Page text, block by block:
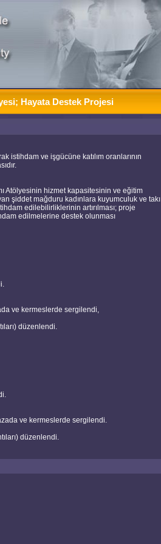
Hayata Destek Projesi
istihdam ve işgücüne katılım oranlarının
Atölyesinin hizmet kapasitesinin ve eğitim
şiddet mağduru kadınlara kuyumculuk ve takı
edilebilirliklerinin artırılması; proje
edilmelerine destek olunması
ve kermeslerde sergilendi,
düzenlendi.
ve kermeslerde sergilendi.
düzenlendi.